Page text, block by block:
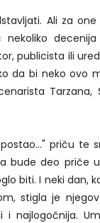
Ali za
publicista ili
da bi neko ovo
Tarzana,
priču te
bude deo priče
biti. I neki dan,
stigla je
i najlogočnija.